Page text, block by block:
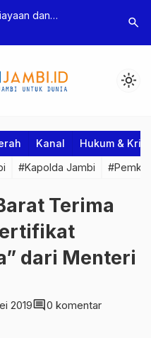
dan
Dua Tersangka
Polres
Dua
search
light_mode
Kanal Hukum &
#Kapolda Jambi
Terima
dari Menteri
2019comment0 komentar